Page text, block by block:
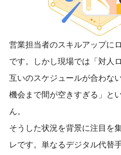
営業担当者のスキルアップに
です。しかし現場では「対人
互いのスケジュールが合わな
機会まで間が空きすぎる」と
ん。
そうした状況を背景に注目を
レです。単なるデジタル代替